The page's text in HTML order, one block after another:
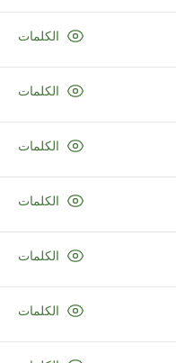
الكلمات
الكلمات
الكلمات
الكلمات
الكلمات
الكلمات